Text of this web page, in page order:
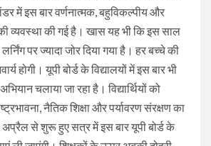
में इस बार वर्णनात्मक, बहुविकल्पीय और
व्यवस्था की गई है। खास यह भी कि इस साल
पर ज्यादा जोर दिया गया है। हर बच्चे की
होगी। यूपी बोर्ड के विद्यालयों में इस बार भी
चलाया जा रहा है। विद्यार्थियों को
नैतिक शिक्षा और पर्यावरण संरक्षण का
अप्रैल से शुरू हुए सत्र में इस बार यूपी बोर्ड के